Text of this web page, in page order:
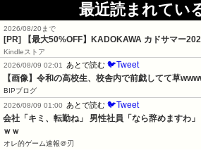
最近読まれてい
2026/08/20まで
[PR] 【最大50%OFF】KADOKAWA カドサマー
Kindleストア
2026/08/09 02:01 あとで読む 🐦Tweet
【画像】令和の高校生、校舎内で前戯してて草
BIPブログ
2026/08/09 01:00 あとで読む 🐦Tweet
会社「キミ、転勤ね」 男性社員「なら辞めますわ
ｗｗ
オレ的ゲーム速報＠刃